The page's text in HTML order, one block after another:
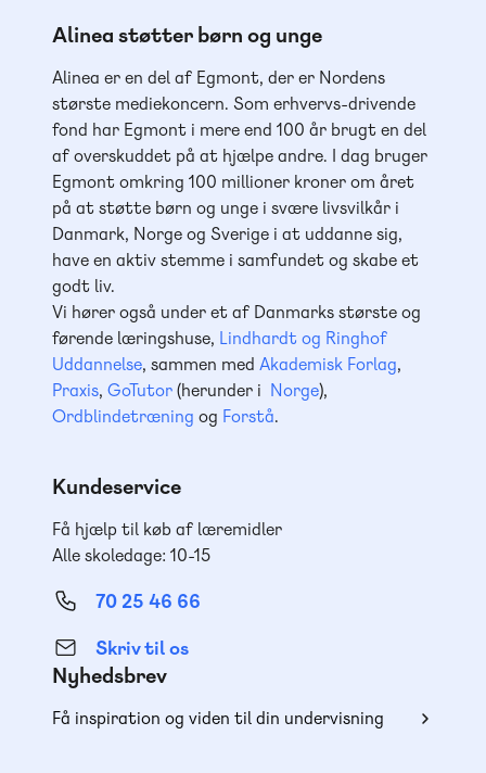
Alinea støtter børn og unge
Alinea er en del af Egmont, der er Nordens
største mediekoncern. Som erhvervs-drivende
fond har Egmont i mere end 100 år brugt en del
af overskuddet på at hjælpe andre. I dag bruger
Egmont omkring 100 millioner kroner om året
på at støtte børn og unge i svære livsvilkår i
Danmark, Norge og Sverige i at uddanne sig,
have en aktiv stemme i samfundet og skabe et
godt liv.
Vi hører også under et af Danmarks største og
førende læringshuse, Lindhardt og Ringhof
Uddannelse, sammen med Akademisk Forlag,
Praxis, GoTutor(herunder i Norge),
Ordblindetræning og Forstå.
Kundeservice
Få hjælp til køb af læremidler
Alle skoledage: 10-15
70 25 46 66
Skriv til os
Nyhedsbrev
Få inspiration og viden til din undervisning